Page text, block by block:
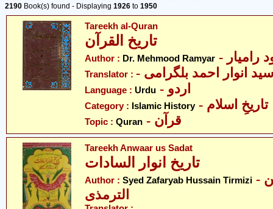
2190 Book(s) found - Displaying 1926 to 1950
Tareekh al-Quran
تاریخ القرآن
Author : Dr. Mehmood Ramyar رامیار
Translator : - سید انوار احمد بلگرامی
Language : Urdu - اردو
Category : Islamic History - تاریخِ اسلام
Topic : Quran - قرآن
Tareekh Anwaar us Sadat
تاریخ انوار السادات
Author : Syed Zafaryab Hussain Tirmizi - سید ظفریاب حسین
الترمذی